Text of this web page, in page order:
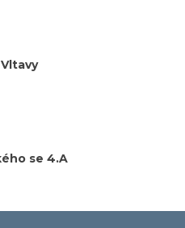
se 4.A